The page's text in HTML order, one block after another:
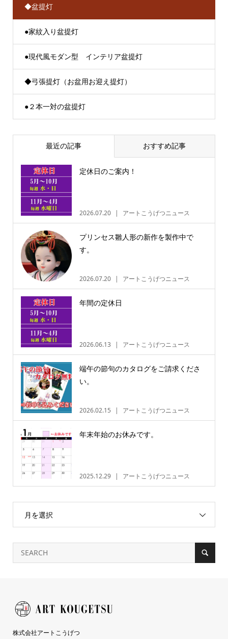
◆盆提灯
●家紋入り盆提灯
●現代風モダン型 インテリア盆提灯
◆弓張提灯（お盆用お迎え提灯）
●２本一対の盆提灯
最近の記事 おすすめ記事
定休日のご案内！
2026.07.20 アートこうげつニュース
プリンセス雛人形の新作を製作中で
す。
2026.07.20 アートこうげつニュース
年間の定休日
2026.06.13 アートこうげつニュース
端午の節句のカタログをご請求くださ
い。
2026.02.15 アートこうげつニュース
年末年始のお休みです。
2025.12.29 アートこうげつニュース
月を選択
株式会社アートこうげつ